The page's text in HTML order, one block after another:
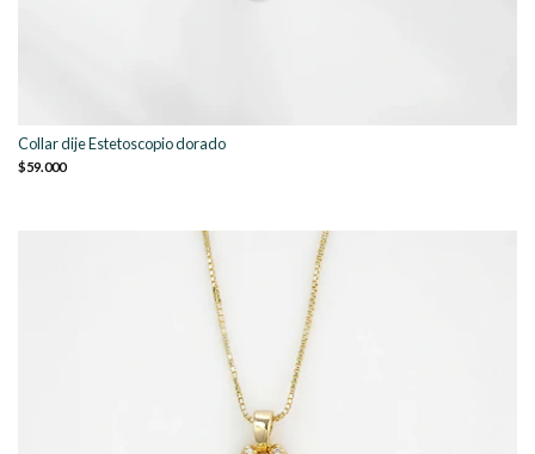
Collar dije Estetoscopio dorado
$59.000